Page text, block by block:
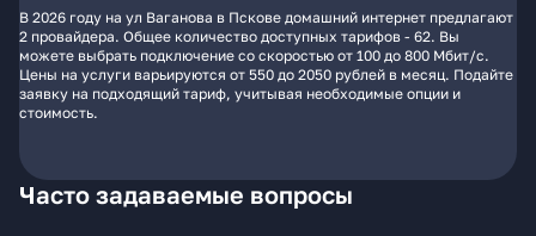
В 2026 году на ул Ваганова в Пскове домашний интернет предлагают
2 провайдера. Общее количество доступных тарифов - 62. Вы
можете выбрать подключение со скоростью от 100 до 800 Мбит/с.
Цены на услуги варьируются от 550 до 2050 рублей в месяц. Подайте
заявку на подходящий тариф, учитывая необходимые опции и
стоимость.
Часто задаваемые вопросы